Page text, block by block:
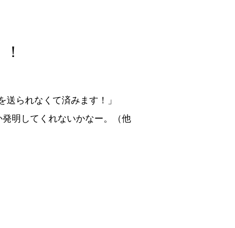
られなくて済みます！」
明してくれないかなー。（他